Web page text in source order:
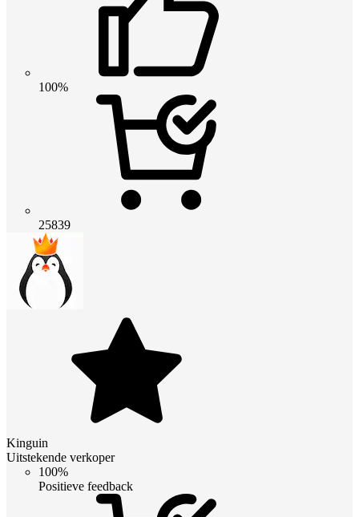
100%
25839
Kinguin
Uitstekende verkoper
100%
Positieve feedback